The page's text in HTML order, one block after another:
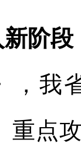
阶段
，我
重点